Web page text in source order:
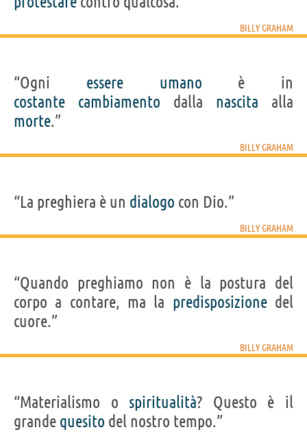
BILLY GRAHAM
“Ogni essere umano è in
costante
cambiamento dalla nascita alla
morte.”
BILLY GRAHAM
“La preghiera è un dialogo con Dio.”
BILLY GRAHAM
“Quando preghiamo non è la postura del
corpo a contare, ma la predisposizionedel
cuore.”
BILLY GRAHAM
“Materialismo o spiritualità? Questo è il
grande quesito del nostro tempo.”